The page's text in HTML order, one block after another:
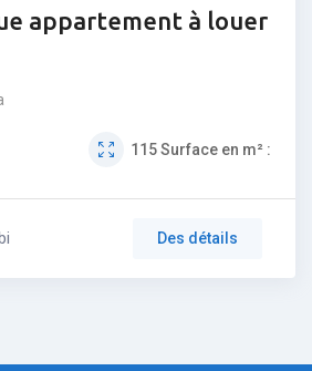
appartement à louer
115Surface en m² :
Des détails